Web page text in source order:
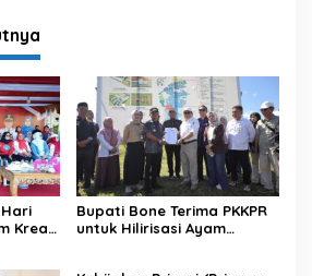
Kreasi
Bupati Bone Terima PKKPR
untuk Hilirisasi Ayam